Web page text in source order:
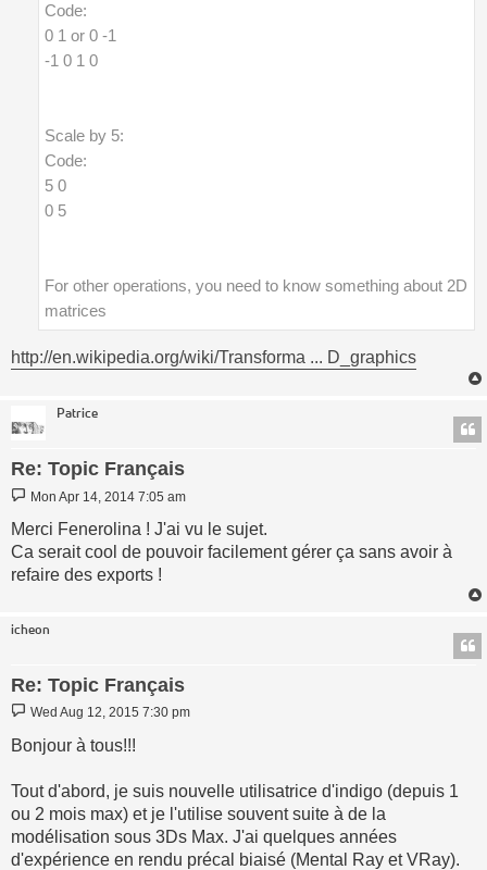
Code:
0 1 or 0 -1
-1 0 1 0
Scale by 5:
Code:
5 0
0 5
For other operations, you need to know something about 2D
matrices
http://en.wikipedia.org/wiki/Transforma ... D_graphics
Patrice
Re: Topic Français
Post
Mon Apr 14, 2014 7:05 am
Merci Fenerolina ! J'ai vu le sujet.
Ca serait cool de pouvoir facilement gérer ça sans avoir à
refaire des exports !
icheon
Re: Topic Français
Post
Wed Aug 12, 2015 7:30 pm
Bonjour à tous!!!
Tout d'abord, je suis nouvelle utilisatrice d'indigo (depuis 1
ou 2 mois max) et je l'utilise souvent suite à de la
modélisation sous 3Ds Max. J'ai quelques années
d'expérience en rendu précal biaisé (Mental Ray et VRay).